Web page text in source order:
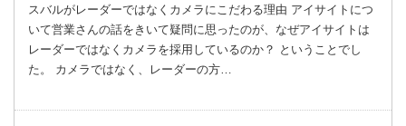
スバルがレーダーではなくカメラにこだわる理由 アイサイトにつ
いて営業さんの話をきいて疑問に思ったのが、なぜアイサイトは
レーダーではなくカメラを採用しているのか？ ということでし
た。 カメラではなく、レーダーの方…